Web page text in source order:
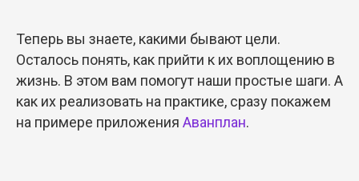
Теперь вы знаете, какими бывают цели.
Осталось понять, как прийти к их воплощению в
жизнь. В этом вам помогут наши простые шаги. А
как их реализовать на практике, сразу покажем
на примере приложения Аванплан.